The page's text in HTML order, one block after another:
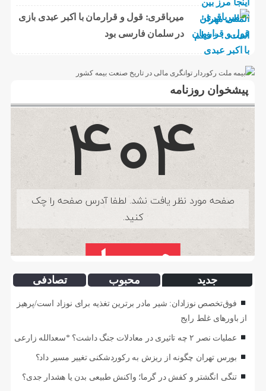
میرباقری: قول و قرارمان با اکبر عبدی بازی
در سلمان فارسی بود
پیشخوان روزنامه
جدید محبوب تصادفی
فوق‌تخصص نوزادان: شیر مادر برترین تغذیه برای نوزاد است/پرهیز
از باورهای غلط رایج
عملیات نصر ۲ چه تاثیری در معادلات جنگ داشت؟ *سعدالله زارعی
بورس تهران چگونه از ریزش به رکوردشکنی تغییر مسیر داد؟
تنگی انگشتر و کفش در گرما؛ واکنش طبیعی بدن یا هشدار جدی؟